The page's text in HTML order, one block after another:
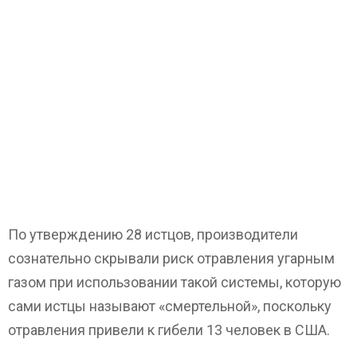
По утверждению 28 истцов, производители
сознательно скрывали риск отравления угарным
газом при использовании такой системы, которую
сами истцы называют «смертельной», поскольку
отравления привели к гибели 13 человек в США.